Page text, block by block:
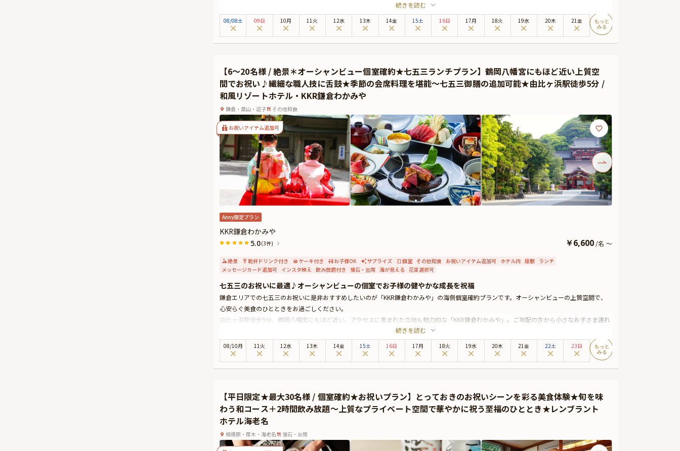
す。さらにお祝いプランでは、個室をご用意しておりますので、周りを気にせずお寛ぎいただけます。ホテル内レストランならではのホスピタ
リティと共に贅沢な美食のひとときをお過ごしください。
本プランでお召し上がりいただくのは、2時間の飲み放題が付いた和コース。心尽くしのお料理の数々は目にも美しく、ここでしか味わえない逸
品揃いです。季節の恵みを存分に楽しむ、贅沢なひとときをお約束いたします。
時に、ギフトはデザートタイムにご予約主様にお渡し致します。とっておきのお祝いシーンを心を込めてお手伝いいたします。
続きを読む
08/08土 09日 10月 11火 12水 13木 14金 15土 16日 17月 18火 19水 20木 21金
【6〜20名様 / 絶景＊オーシャンビュー個室確約★七五三ランチプラン】鶴岡八幡宮にもほど近い上質空
間でお祝い♪繊細な職人技に舌鼓★季節の会席料理を堪能〜七五三御膳の追加可能★由比ヶ浜駅徒歩5分 /
和風リゾートホテル・KKR鎌倉わかみや
鎌倉・葉山・逗子 その他和食
お祝いアイテム追加可
Anny限定プラン
KKR鎌倉わかみや
5.0(3件) ￥6,600 /名 ～
絶景 乾杯ドリンク付き ケーキ付き お子様OK サプライズ 個室 その他和食 お祝いアイテム追加可 ホテル内 座敷 ランチ
メッセージカード追加可 インスタ映え 飲み放題付き 懐石・会席 海が見える 花束選択可
七五三のお祝いに最適♪オーシャンビューの個室でお子様の健やかな成長を祝福
鎌倉エリアでの七五三のお祝いに是非おすすめしたいのが「KKR鎌倉わかみや」の海側個室確約プランです。オーシャンビューの上質空間で、
心安らぐ美食のひとときをお過ごしください。
由比ヶ浜駅徒歩5分、鶴岡八幡宮にもほど近い、アクセスに恵まれた立地も魅力的な「KKR鎌倉わかみや」。ご年配の方から小さなお子さま連れ
まで、幅広い世代が集うお祝いの席にも安心してご利用いただけます。気品に満ちた店内は居心地が良く、特別な日のお祝いに最適。個室をご
用意しておりますので、周りを気にすることなく心温まるひとときをお寛ぎいただけます。
本プランでお召し上がりいただくのは、旬の食材を盛り込んだ会席料理。お品書きにはお子様のお名前を入れてご準備いたします。また、お子
様用のお食事のご用意も可能です。（有料）ひとつひとつ丁寧に仕立てたお祝い膳で、ご家族皆様にとって心温まるひとときをお過ごしいただ
◆◆とっておきの演出に最適なオプション◆◆
有料オプションで、飲み放題やホールケーキ、花束、Anny限定のギフトやメッセージカードをお付けすることができます。メッセージカードは
着席時に、ギフトはデザートタイムにご予約主様にお渡し致しますので、サプライズ演出にお役立てください。とっておきのお祝いシーンを心
を込めてお手伝いいたします。
続きを読む
08/10月 11火 12水 13木 14金 15土 16日 17月 18火 19水 20木 21金 22土 23日
【平日限定★最大30名様 / 個室確約★お祝いプラン】とっておきのお祝いシーンを彩る美食体験★旬を味
わう和コース＋2時間飲み放題〜上質なプライベート空間で華やかに祝う至福のひととき★レンブラント
ホテル海老名
相模原・厚木・海老名 懐石・会席